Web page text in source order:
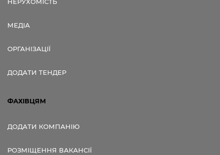
МЕДІА
ОРГАНІЗАЦІЇ
ДОДАТИ ТЕНДЕР
ФАХІВЦЯМ
ДОДАТИ КОМПАНІЮ
РОЗМІЩЕННЯ ВАКАНСІЇ